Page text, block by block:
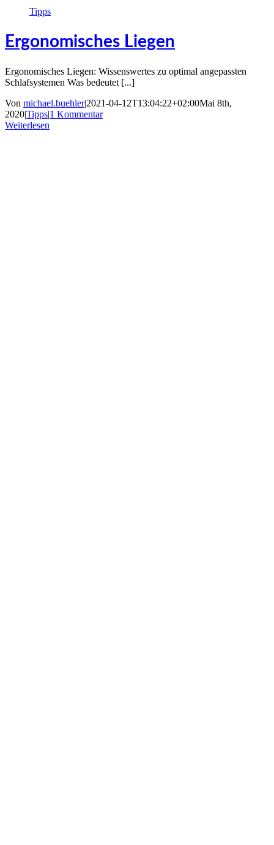
Tipps
Ergonomisches Liegen
Ergonomisches Liegen: Wissenswertes zu optimal angepassten
Schlafsystemen Was bedeutet [...]
Von michael.buehler|2021-04-12T13:04:22+02:00Mai 8th,
2020|Tipps|1 Kommentar
Weiterlesen